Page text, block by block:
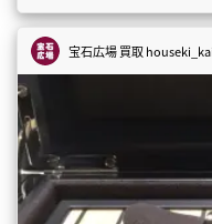
宝石広場 買取